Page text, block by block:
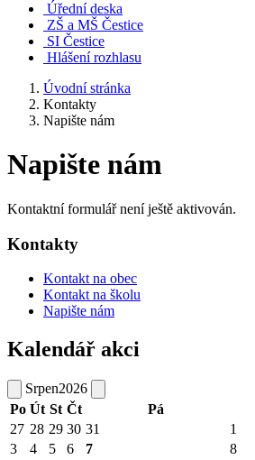
Úřední deska
ZŠ a MŠ Čestice
SI Čestice
Hlášení rozhlasu
Úvodní stránka
Kontakty
Napište nám
Napište nám
Kontaktní formulář není ještě aktivován.
Kontakty
Kontakt na obec
Kontakt na školu
Napište nám
Kalendář akci
Srpen2026
Po Út St Čt Pá
27 28 29 30 31 1
3
4 5 6 7 8